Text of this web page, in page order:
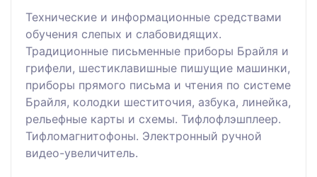
Технические и информационные средствами
обучения слепых и слабовидящих.
Традиционные письменные приборы Брайля и
грифели, шестиклавишные пишущие машинки,
приборы прямого письма и чтения по системе
Брайля, колодки шеститочия, азбука, линейка,
рельефные карты и схемы. Тифлофлэшплеер.
Тифломагнитофоны. Электронный ручной
видео-увеличитель.